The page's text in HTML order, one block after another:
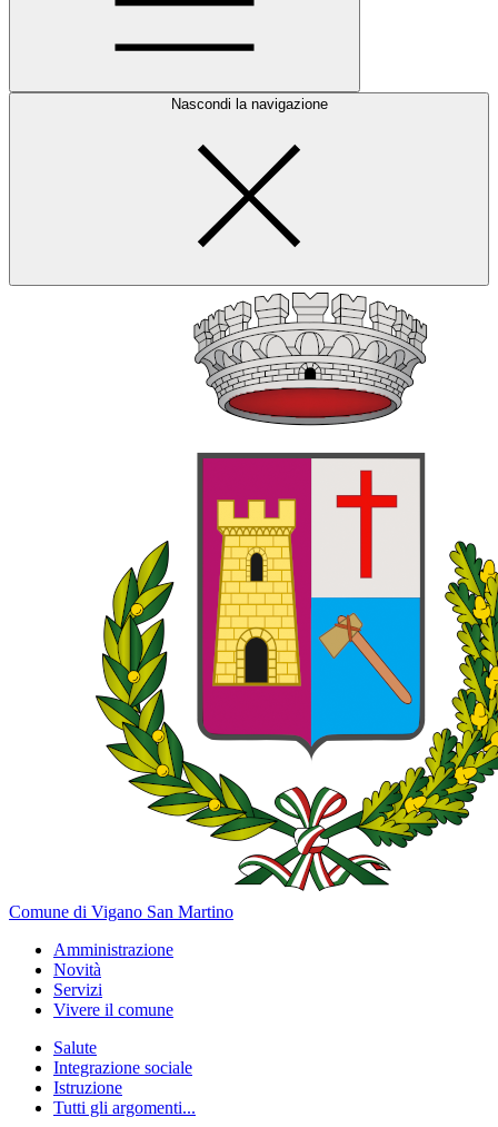
Nascondi la navigazione
Comune di Vigano San Martino
Amministrazione
Novità
Servizi
Vivere il comune
Salute
Integrazione sociale
Istruzione
Tutti gli argomenti...